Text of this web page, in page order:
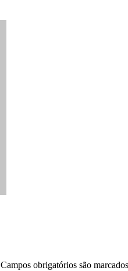
Campos obrigatórios são